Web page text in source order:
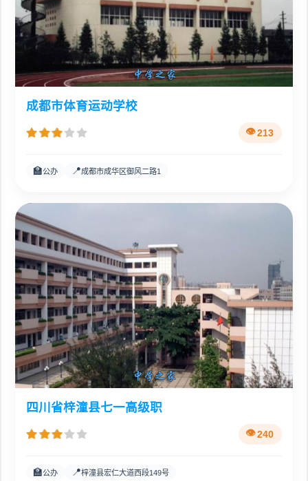
成都市体育运动学校
213
🏫公办 📍成都市成华区御风二路1
四川省梓潼县七一高级职
240
🏫公办 📍梓潼县宏仁大道西段149号